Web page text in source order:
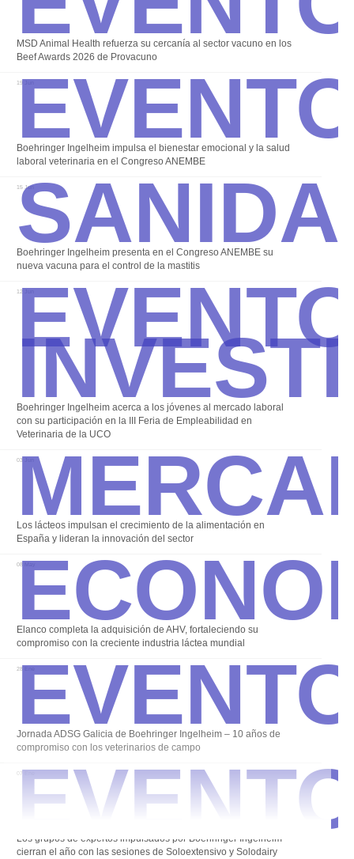
MSD Animal Health refuerza su cercanía al sector vacuno en los
Beef Awards 2026 de Provacuno
19 Jun
Boehringer Ingelheim impulsa el bienestar emocional y la salud
laboral veterinaria en el Congreso ANEMBE
15 Jun
Boehringer Ingelheim presenta en el Congreso ANEMBE su
nueva vacuna para el control de la mastitis
12 Jun
Boehringer Ingelheim acerca a los jóvenes al mercado laboral
con su participación en la III Feria de Empleabilidad en
Veterinaria de la UCO
03 Jun
Los lácteos impulsan el crecimiento de la alimentación en
España y lideran la innovación del sector
08 May
Elanco completa la adquisición de AHV, fortaleciendo su
compromiso con la creciente industria láctea mundial
28 Ene
Jornada ADSG Galicia de Boehringer Ingelheim – 10 años de
compromiso con los veterinarios de campo
07 Ene
Los grupos de expertos impulsados por Boehringer Ingelheim
cierran el año con las sesiones de Soloextensivo y Solodairy